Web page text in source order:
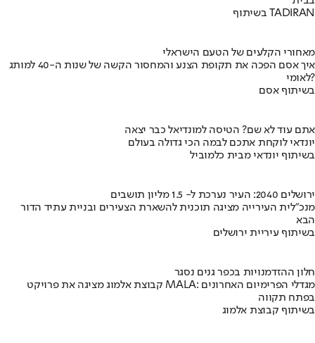
בשיתוף TADIRAN
מאחורי הקלעים של הטעם הישראלי
איך אסם הפכה את תקופת הצנע והמחסור הקשה של שנות ה-40 למותג
לאומי?
בשיתוף אסם
אתם עוד לא שם? הטיסה למונדיאל כבר יצאה
יונדאי לוקחת אתכם לבמה הכי גדולה בעולם
בשיתוף יונדאי מבית כלמוביל
ירושלים 2040: העיר נערכת ל- 1.5 מליון תושבים
מנכ"לית העירייה מציגה תוכנית להשארת הצעירים ובניית עתיד הדור
הבא
בשיתוף עיריית ירושלים
חלון ההזדמנויות בכפר גנים נסגר
קבוצת אלמוג מציגה את פרויקט MALA: מגדלי הפרימיום האחרונים
בפתח תקווה
בשיתוף קבוצת אלמוג